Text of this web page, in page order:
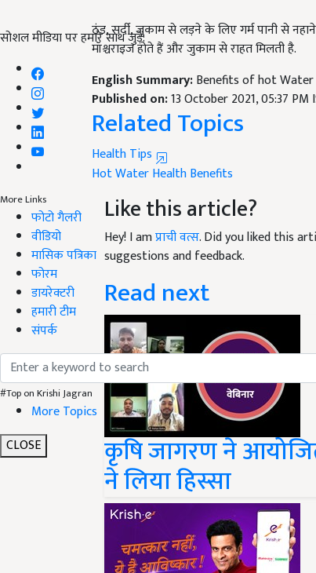
सोशल मीडिया पर हमारे साथ जुड़ें:
More Links
फोटो गैलरी
वीडियो
मासिक पत्रिका
फोरम
डायरेक्टरी
हमारी टीम
संपर्क
#Top on Krishi Jagran
More Topics
CLOSE
ठंड, सर्दी, जुकाम से लड़ने के लिए गर्म पानी से
मॉश्चराइज होते हैं और जुकाम से राहत मिलती है.
English Summary:
Published on:13 October 2021, 05:37 PM
Related Topics
Health Tips
Hot Water Health Benefits
Like this article?
Hey! I amप्राची वत्स. Did you liked this
suggestions and feedback.
Read next
कृषि जागरण ने आयोजित
ने लिया हिस्सा